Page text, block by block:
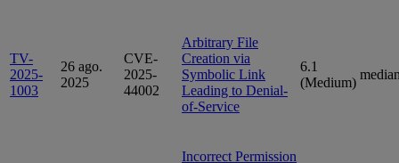
TV-
2025-
1003
26 ago.
2025
CVE-
2025-
44002
Arbitrary File
Creation via
Symbolic Link
Leading to Denial-
of-Service
6.1
(Medium)
Incorrect Permission